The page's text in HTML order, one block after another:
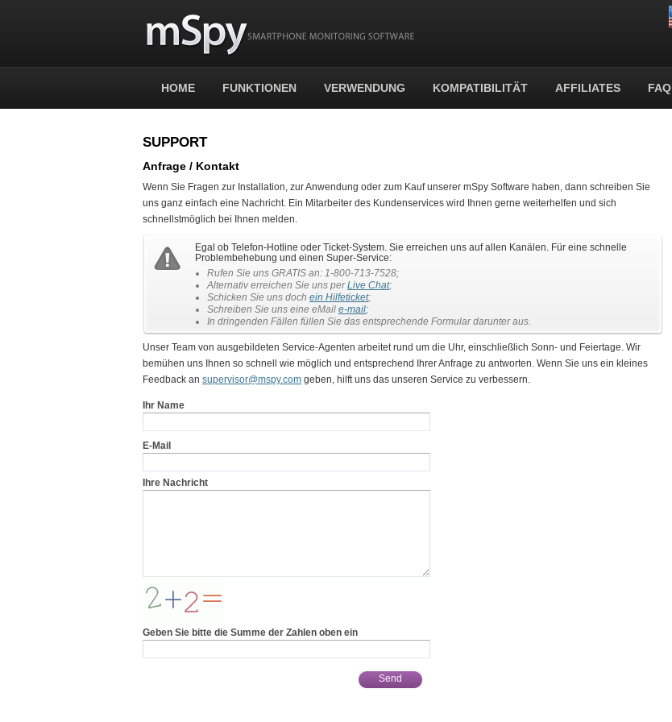
HOME FUNKTIONEN VERWENDUNG KOMPATIBILITÄT AFFILIATES FAQ
SUPPORT
Anfrage / Kontakt
Wenn Sie Fragen zur Installation, zur Anwendung oder zum Kauf unserer mSpy Software haben, dann schreiben Sie
uns ganz einfach eine Nachricht. Ein Mitarbeiter des Kundenservices wird Ihnen gerne weiterhelfen und sich
schnellstmöglich bei Ihnen melden.
Egal ob Telefon-Hotline oder Ticket-System. Sie erreichen uns auf allen Kanälen. Für eine schnelle
Problembehebung und einen Super-Service:
Rufen Sie uns GRATIS an: 1-800-713-7528;
Alternativ erreichen Sie uns perLive Chat;
Schicken Sie uns doch ein Hilfeticket;
Schreiben Sie uns eine eMail e-mail;
In dringenden Fällen füllen Sie das entsprechende Formular darunter aus.
Unser Team von ausgebildeten Service-Agenten arbeitet rund um die Uhr, einschließlich Sonn- und Feiertage. Wir
bemühen uns Ihnen so schnell wie möglich und entsprechend Ihrer Anfrage zu antworten. Wenn Sie uns ein kleines
Feedback an supervisor@mspy.com geben, hilft uns das unseren Service zu verbessern.
Ihr Name
E-Mail
Ihre Nachricht
Geben Sie bitte die Summe der Zahlen oben ein
Send